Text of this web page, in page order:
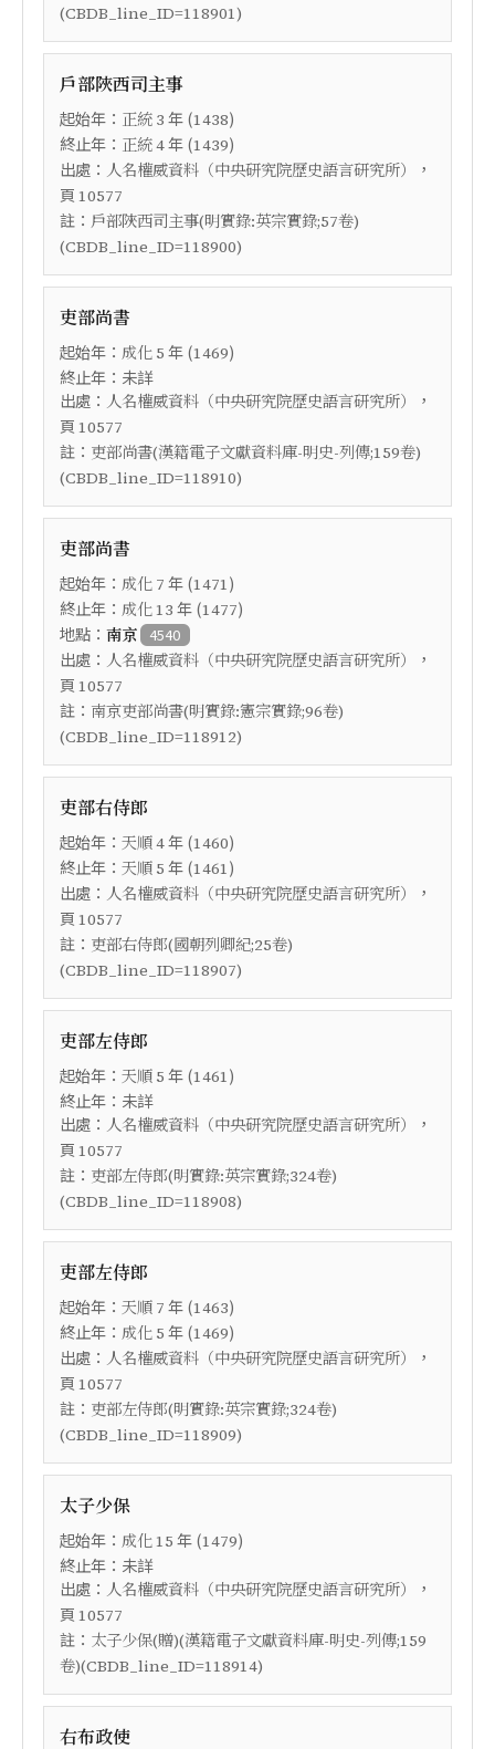
(CBDB_line_ID=118901)
戶部陜西司主事
起始年： 正統 3 年 (1438)
終止年： 正統4年 (1439)
出處： 人名權威資料（中央研究院歷史語言研究所）
，
頁 10577
註： 戶部陜西司主事(明實錄:英宗實錄;57卷)
(CBDB_line_ID=118900)
吏部尚書
起始年： 成化 5 年 (1469)
終止年：未詳
出處： 人名權威資料（中央研究院歷史語言研究所）
，
頁 10577
註： 吏部尚書(漢籍電子文獻資料庫-明史-列傳;159卷)
(CBDB_line_ID=118910)
吏部尚書
起始年： 成化 7 年 (1471)
終止年： 成化13 年 (1477)
地點： 南京 4540
出處： 人名權威資料（中央研究院歷史語言研究所）
，
頁 10577
註： 南京吏部尚書(明實錄:憲宗實錄;96卷)
(CBDB_line_ID=118912)
吏部右侍郎
起始年： 天順4年 (1460)
終止年： 天順 5 年 (1461)
出處： 人名權威資料（中央研究院歷史語言研究所）
，
頁 10577
註： 吏部右侍郎(國朝列卿紀;25卷)
(CBDB_line_ID=118907)
吏部左侍郎
起始年： 天順 5 年 (1461)
終止年：未詳
出處： 人名權威資料（中央研究院歷史語言研究所）
，
頁 10577
註： 吏部左侍郎(明實錄:英宗實錄;324卷)
(CBDB_line_ID=118908)
吏部左侍郎
起始年： 天順 7 年 (1463)
終止年： 成化 5 年 (1469)
出處： 人名權威資料（中央研究院歷史語言研究所）
，
頁 10577
註： 吏部左侍郎(明實錄:英宗實錄;324卷)
(CBDB_line_ID=118909)
太子少保
起始年： 成化15 年 (1479)
終止年：未詳
出處： 人名權威資料（中央研究院歷史語言研究所）
，
頁 10577
註： 太子少保(贈)(漢籍電子文獻資料庫-明史-列傳;159
卷)(CBDB_line_ID=118914)
右布政使